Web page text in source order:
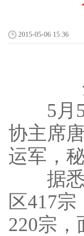
2015-05-06 15:36
5月5
协主席
运军，
据悉
区417
220宗，